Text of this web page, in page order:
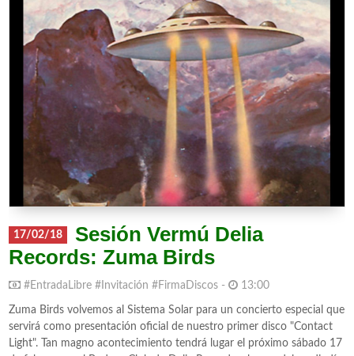
17/02/18
Sesión Vermú Delia
Records: Zuma Birds
#EntradaLibre #Invitación #FirmaDiscos - 13:00
Zuma Birds volvemos al Sistema Solar para un concierto especial que
servirá como presentación oficial de nuestro primer disco "Contact
Light". Tan magno acontecimiento tendrá lugar el próximo sábado 17